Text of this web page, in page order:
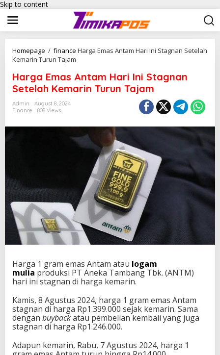
Skip to content
Homepage / finance Harga Emas Antam Hari Ini Stagnan Setelah
Kemarin Turun Tajam
Harga Emas Antam Hari Ini Stagnan
Setelah Kemarin Turun Tajam
Admin
August 8, 2024
Finance
808 Views
Harga 1 gram emas Antam atau logam
mulia produksi PT Aneka Tambang Tbk. (ANTM)
hari ini stagnan di harga kemarin.
Kamis, 8 Agustus 2024, harga 1 gram emas Antam
stagnan di harga Rp1.399.000 sejak kemarin. Sama
dengan buybackatau pembelian kembali yang juga
stagnan di harga Rp1.246.000.
Adapun kemarin, Rabu, 7 Agustus 2024, harga 1